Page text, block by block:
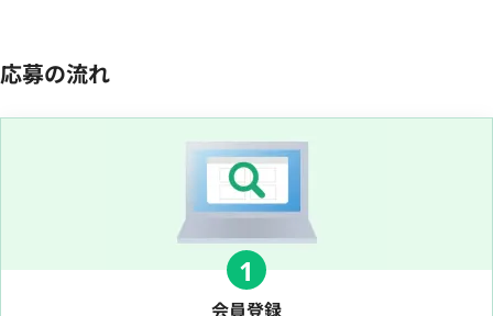
応募の流れ
1
会員登録